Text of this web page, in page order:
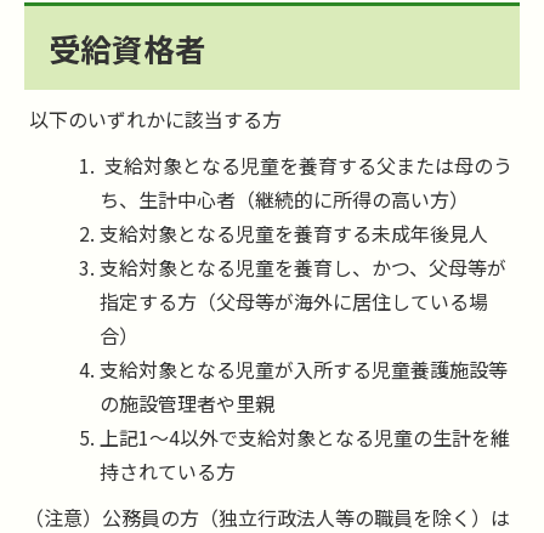
受給資格者
以下のいずれかに該当する方
支給対象となる児童を養育する父または母のう
ち、生計中心者（継続的に所得の高い方）
支給対象となる児童を養育する未成年後見人
支給対象となる児童を養育し、かつ、父母等が
指定する方（父母等が海外に居住している場
合）
支給対象となる児童が入所する児童養護施設等
の施設管理者や里親
上記1～4以外で支給対象となる児童の生計を維
持されている方
（注意）公務員の方（独立行政法人等の職員を除く）は